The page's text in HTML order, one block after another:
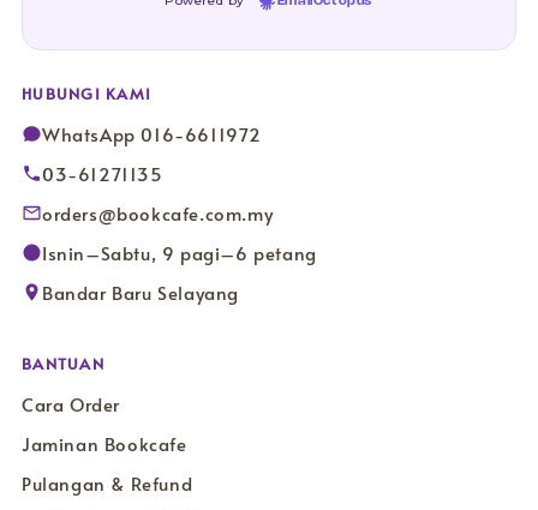
HUBUNGI KAMI
WhatsApp 016-6611972
03-61271135
orders@bookcafe.com.my
Isnin–Sabtu, 9 pagi–6 petang
Bandar Baru Selayang
BANTUAN
Cara Order
Jaminan Bookcafe
Pulangan & Refund